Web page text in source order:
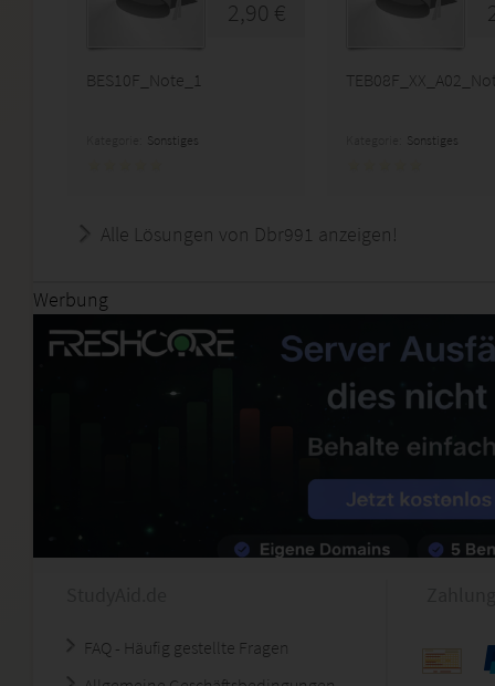
2,90 €
BES10F_Note_1
Sonstiges Sonstiges
Alle Lösungen von Dbr991 anzeigen!
Werbung
FAQ - Häufig gestellte Fragen